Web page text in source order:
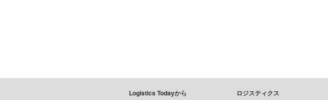
Logistics Todayから ロジスティクス